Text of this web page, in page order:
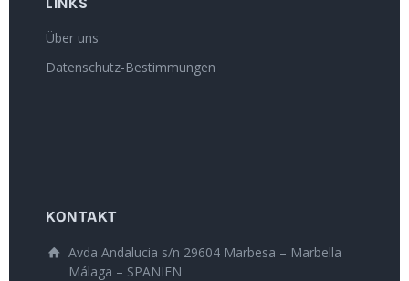
Über uns
Datenschutz-Bestimmungen
KONTAKT
Avda Andalucia s/n 29604 Marbesa – Marbella
Málaga – SPANIEN